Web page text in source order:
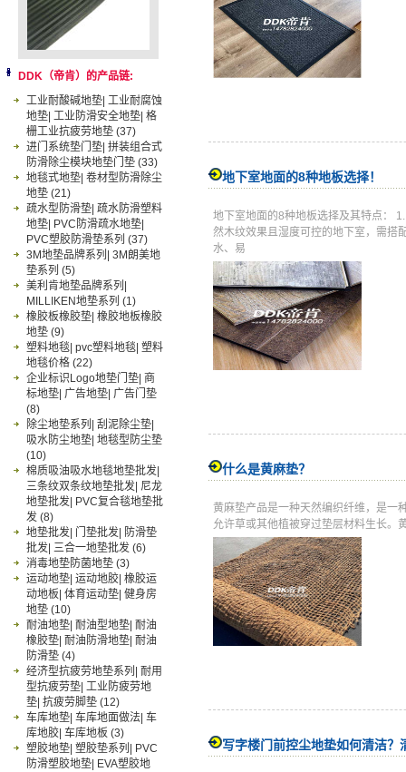
DDK（帝肯）的产品链:
工业耐酸碱地垫| 工业耐腐蚀
地垫| 工业防滑安全地垫| 格
栅工业抗疲劳地垫 (37)
进门系统垫门垫| 拼装组合式
防滑除尘模块地垫门垫 (33)
地毯式地垫| 卷材型防滑除尘
地垫 (21)
疏水型防滑垫| 疏水防滑塑料
地垫| PVC防滑疏水地垫|
PVC塑胶防滑垫系列 (37)
3M地垫品牌系列| 3M朗美地
垫系列 (5)
美利肯地垫品牌系列|
MILLIKEN地垫系列 (1)
橡胶板橡胶垫| 橡胶地板橡胶
地垫 (9)
塑料地毯| pvc塑料地毯| 塑料
地毯价格 (22)
企业标识Logo地垫门垫| 商
标地垫| 广告地垫| 广告门垫
(8)
除尘地垫系列| 刮泥除尘垫|
吸水防尘地垫| 地毯型防尘垫
(10)
棉质吸油吸水地毯地垫批发|
三条纹双条纹地垫批发| 尼龙
地垫批发| PVC复合毯地垫批
发 (8)
地垫批发| 门垫批发| 防滑垫
批发| 三合一地垫批发 (6)
消毒地垫防菌地垫 (3)
运动地垫| 运动地胶| 橡胶运
动地板| 体育运动垫| 健身房
地垫 (10)
耐油地垫| 耐油型地垫| 耐油
橡胶垫| 耐油防滑地垫| 耐油
防滑垫 (4)
经济型抗疲劳地垫系列| 耐用
型抗疲劳垫| 工业防疲劳地
垫| 抗疲劳脚垫 (12)
车库地垫| 车库地面做法| 车
库地胶| 车库地板 (3)
塑胶地垫| 塑胶垫系列| PVC
防滑塑胶地垫| EVA塑胶地
地下室地面的8种地板选择！
地下室地面的8种地板选择及其特点：
然木纹效果且湿度可控的地下室，需搭
水、易
什么是黄麻垫？
黄麻垫产品是一种天然编织纤维，是一
允许草或其他植被穿过垫层材料生长。
写字楼门前控尘地垫如何清洁